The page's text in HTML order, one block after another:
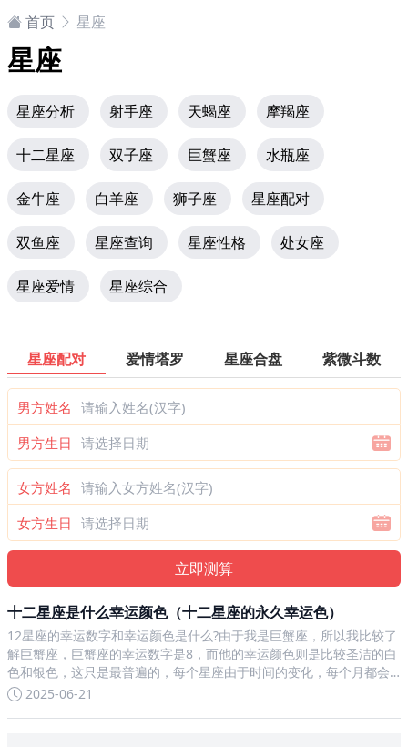
首页 星座
星座
星座分析 射手座 天蝎座 摩羯座
十二星座 双子座 巨蟹座 水瓶座
金牛座 白羊座 狮子座 星座配对
双鱼座 星座查询 星座性格 处女座
星座爱情 星座综合
星座配对 爱情塔罗 星座合盘 紫微斗数
男方姓名
男方生日
女方姓名
女方生日
十二星座是什么幸运颜色（十二星座的永久幸运色）
12星座的幸运数字和幸运颜色是什么?由于我是巨蟹座，所以我比较了
解巨蟹座，巨蟹座的幸运数字是8，而他的幸运颜色则是比较圣洁的白
色和银色，这只是最普遍的，每个星座由于时间的变化，每个月都会
有自己的幸运数字和幸运色的。12星座的幸运颜色分别是什么,12星座
2025-06-21